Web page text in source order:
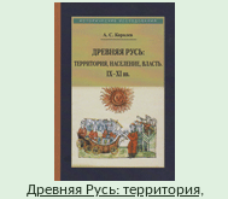
Древняя Русь: территория,